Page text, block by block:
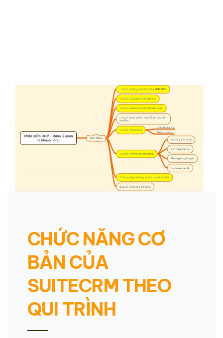
CHỨC NĂNG CƠ
BẢN CỦA
SUITECRM THEO
QUI TRÌNH